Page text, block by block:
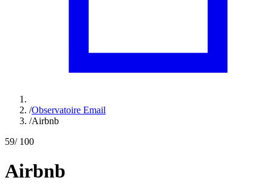
/Observatoire Email
/Airbnb
59/ 100
Airbnb